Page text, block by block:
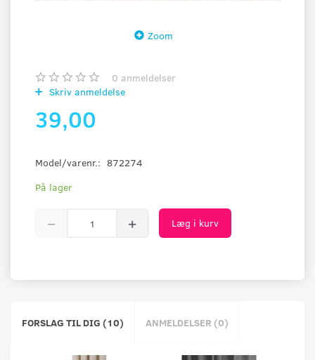
Zoom
0 anmeldelser
Skriv anmeldelse
39,00
Model/varenr.: 872274
På lager
Læg i kurv
FORSLAG TIL DIG (10) ANMELDELSER (0)